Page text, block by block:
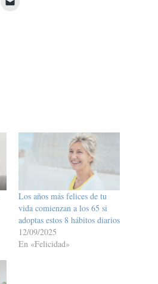
Los años más felices de tu
vida comienzan a los 65 si
adoptas estos 8 hábitos diarios
12/09/2025
En «Felicidad»